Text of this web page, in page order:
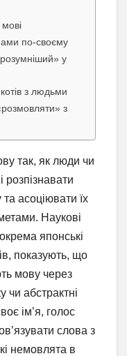
по-своєму
у
з людьми
з
так, як люди чи
розпізнавати
та асоціювати їх
Наукові
японські
показують, що
мову через
чи абстрактні
ім’я, голос
слова з
немовлята в